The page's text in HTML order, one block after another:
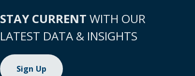
STAY CURRENT WITH OUR
LATEST DATA & INSIGHTS
Sign Up